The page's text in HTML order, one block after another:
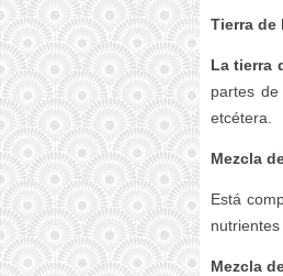
Tierra de
La tierra
partes
etcétera.
Mezcla
Está
Mezcla